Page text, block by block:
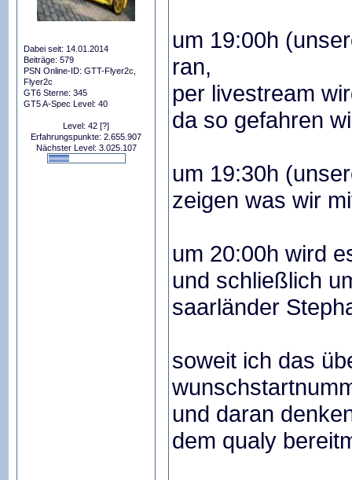
Dabei seit: 14.01.2014
Beiträge: 579
PSN Online-ID: GTT-Flyer2c,
Flyer2c
GT6 Sterne: 345
GT5 A-Spec Level: 40
Level: 42 [?]
Erfahrungspunkte: 2.655.907
Nächster Level: 3.025.107
um 19:00h
ran,
per livestream
da so gefahren
um 19:30h
zeigen was wir
um 20:00h wird
und schließlich
saarländer
soweit ich das
und daran
dem qualy